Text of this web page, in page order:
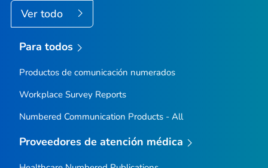
Ver todo
Para todos
Productos de comunicación numerados
Workplace Survey Reports
Numbered Communication Products - All
Proveedores de atención médica